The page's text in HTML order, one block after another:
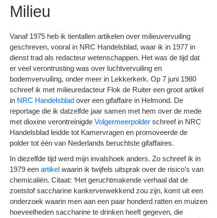
Milieu
Vanaf 1975 heb ik tientallen artikelen over milieuvervuiling
geschreven, vooral in NRC Handelsblad, waar ik in 1977 in
dienst trad als redacteur wetenschappen. Het was de tijd dat
er veel verontrusting was over luchtvervuiling en
bodemvervuiling, onder meer in Lekkerkerk. Op 7 juni 1980
schreef ik met milieuredacteur Flok de Ruiter een groot artikel
in NRC Handelsblad over een gifaffaire in Helmond. De
reportage die ik datzelfde jaar samen met hem over de mede
met dioxine verontreinigde Volgermeerpolder schreef in NRC
Handelsblad leidde tot Kamervragen en promoveerde de
polder tot één van Nederlands beruchtste gifaffaires.
In diezelfde tijd werd mijn invalshoek anders. Zo schreef ik in
1979 een artikel waarin ik twijfels uitsprak over de risico’s van
chemicaliën. Citaat: ‘Het geruchtmakende verhaal dat de
zoetstof saccharine kankerverwekkend zou zijn, komt uit een
onderzoek waarin men aan een paar honderd ratten en muizen
hoeveelheden saccharine te drinken heeft gegeven, die